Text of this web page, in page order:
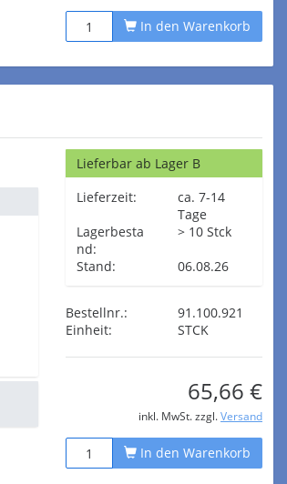
In den Warenkorb
Lieferbar ab Lager B
Lieferzeit:
ca. 7-14
Tage
Lagerbesta
nd:
> 10 Stck
Stand:
06.08.26
Bestellnr.:
91.100.921
Einheit:
STCK
65,66 €
inkl. MwSt. zzgl. Versand
In den Warenkorb